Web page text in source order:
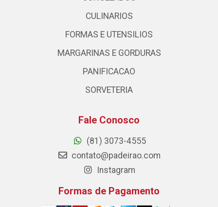
CULINARIOS
FORMAS E UTENSILIOS
MARGARINAS E GORDURAS
PANIFICACAO
SORVETERIA
Fale Conosco
(81) 3073-4555
contato@padeirao.com
Instagram
Formas de Pagamento